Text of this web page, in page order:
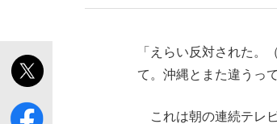
「目標達成できなかった
the Style
「えらい反対された。
て。沖縄とまた違うっ
これは朝の連続テレ